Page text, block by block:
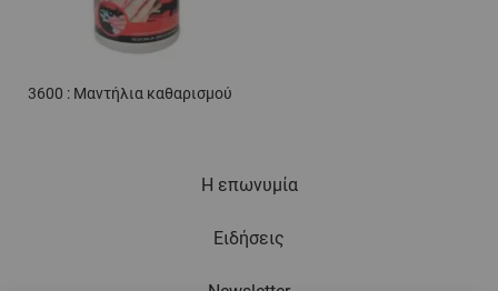
3600 : Μαντήλια καθαρισμού
Η επωνυμία
Ειδήσεις